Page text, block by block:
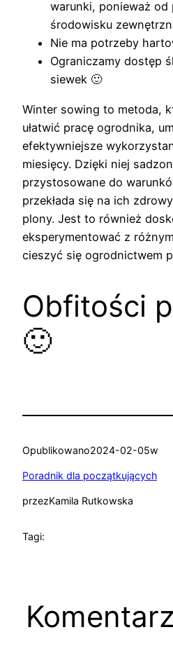
warunki, ponieważ
środowisku
Nie ma potrzeby
Ograniczamy dostęp
siewek 🙂
Winter sowing to metoda,
ułatwić pracę ogrodnika,
efektywniejsze
miesięcy. Dzięki niej
przystosowane do
przekłada się na ich
plony. Jest to również
eksperymentować z
cieszyć się ogrodnictwem
Obfitości
🙂
Opublikowano2024-02-05w
Poradnik dla początkujących
przezKamila Rutkowska
Tagi: